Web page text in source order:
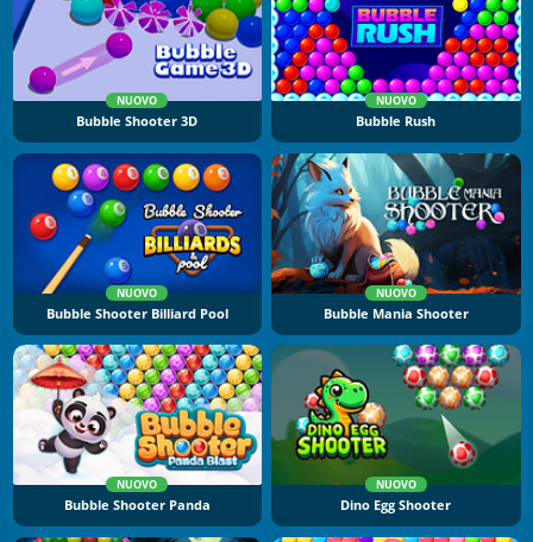
NUOVO
Bubble Shooter 3D
NUOVO
Bubble Rush
NUOVO
Bubble Shooter Billiard Pool
NUOVO
Bubble Mania Shooter
NUOVO
Bubble Shooter Panda
NUOVO
Dino Egg Shooter